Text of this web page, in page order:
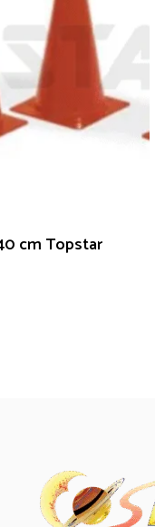
cm Topstar